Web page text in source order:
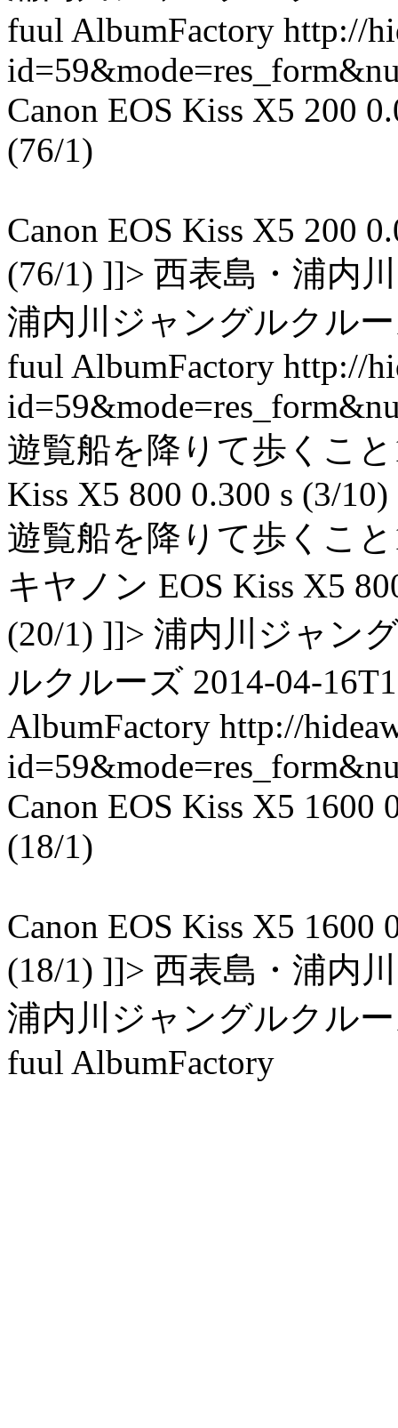
fuul AlbumFactory http://
Canon EOS Kiss X5 200
(76/1)
Canon EOS Kiss X5 200
(76/1) ]]> 西表島・浦内
浦内川ジャングルクルー
fuul AlbumFactory http://
遊覧船を降りて歩くこ
Kiss X5 800 0.300 s (3/
遊覧船を降りて歩くこ
キヤノン EOS Kiss X5
(20/1) ]]> 浦内川ジャン
ルクルーズ 2014-04-
AlbumFactory http://
Canon EOS Kiss X5 1600
(18/1)
Canon EOS Kiss X5 1600
(18/1) ]]> 西表島・浦内
浦内川ジャングルクルー
fuul AlbumFactory